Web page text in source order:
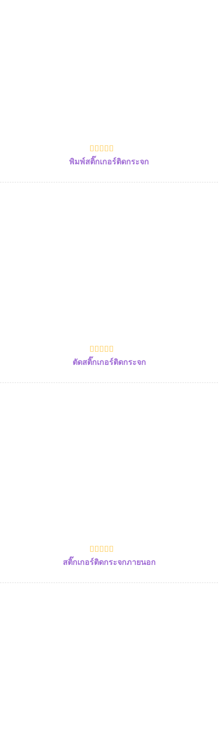
พิมพ์สติ๊กเกอร์ติดกระจก
ตัดสติ๊กเกอร์ติดกระจก
สติ๊กเกอร์ติดกระจกภายนอก